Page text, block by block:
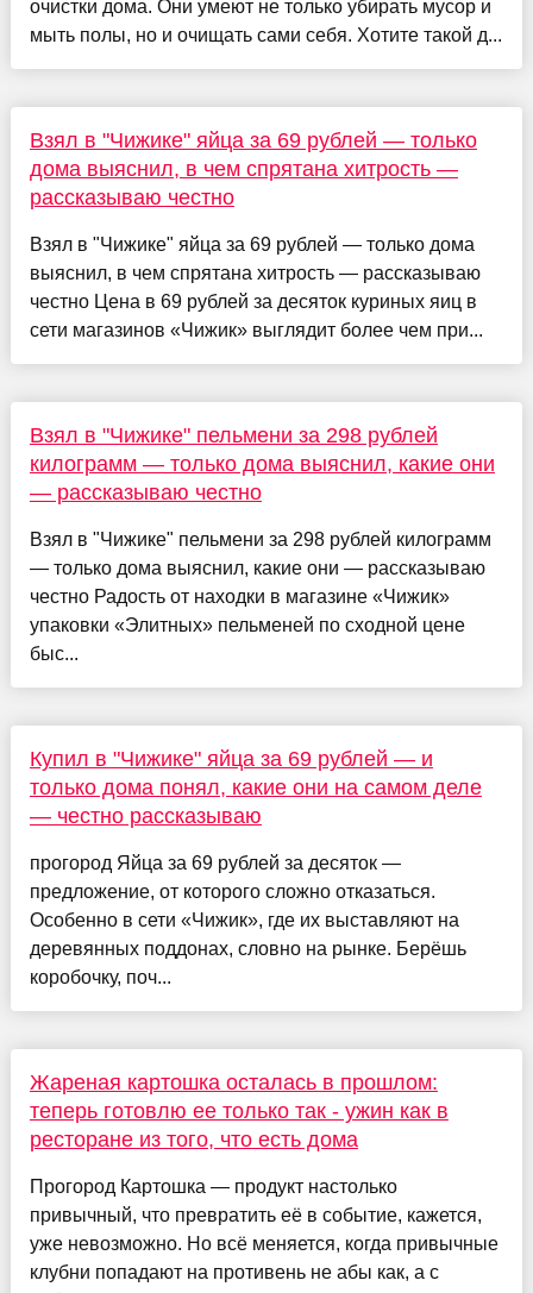
очистки дома. Они умеют не только убирать мусор и
мыть полы, но и очищать сами себя. Хотите такой д...
Взял в "Чижике" яйца за 69 рублей — только
дома выяснил, в чем спрятана хитрость —
рассказываю честно
Взял в "Чижике" яйца за 69 рублей — только дома
выяснил, в чем спрятана хитрость — рассказываю
честно Цена в 69 рублей за десяток куриных яиц в
сети магазинов «Чижик» выглядит более чем при...
Взял в "Чижике" пельмени за 298 рублей
килограмм — только дома выяснил, какие они
— рассказываю честно
Взял в "Чижике" пельмени за 298 рублей килограмм
— только дома выяснил, какие они — рассказываю
честно Радость от находки в магазине «Чижик»
упаковки «Элитных» пельменей по сходной цене
быс...
Купил в "Чижике" яйца за 69 рублей — и
только дома понял, какие они на самом деле
— честно рассказываю
прогород Яйца за 69 рублей за десяток —
предложение, от которого сложно отказаться.
Особенно в сети «Чижик», где их выставляют на
деревянных поддонах, словно на рынке. Берёшь
коробочку, поч...
Жареная картошка осталась в прошлом:
теперь готовлю ее только так - ужин как в
ресторане из того, что есть дома
Прогород Картошка — продукт настолько
привычный, что превратить её в событие, кажется,
уже невозможно. Но всё меняется, когда привычные
клубни попадают на противень не абы как, а с